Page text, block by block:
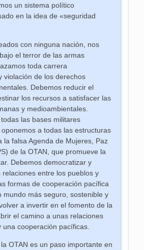
un sistema político
en la idea de «seguridad
con ninguna nación, nos
el terror de las armas
toda carrera
violación de los derechos
Debemos reducir el
los recursos a satisfacer las
y medioambientales.
las bases militares
a todas las estructuras
la falsa Agenda de Mujeres, Paz
de la OTAN, que promueve la
Debemos democratizar y
relaciones entre los pueblos y
formas de cooperación pacífica
mundo más seguro, sostenible y
a invertir en el fomento de la
el camino a unas relaciones
una cooperación pacíficas.
OTAN es un paso importante en